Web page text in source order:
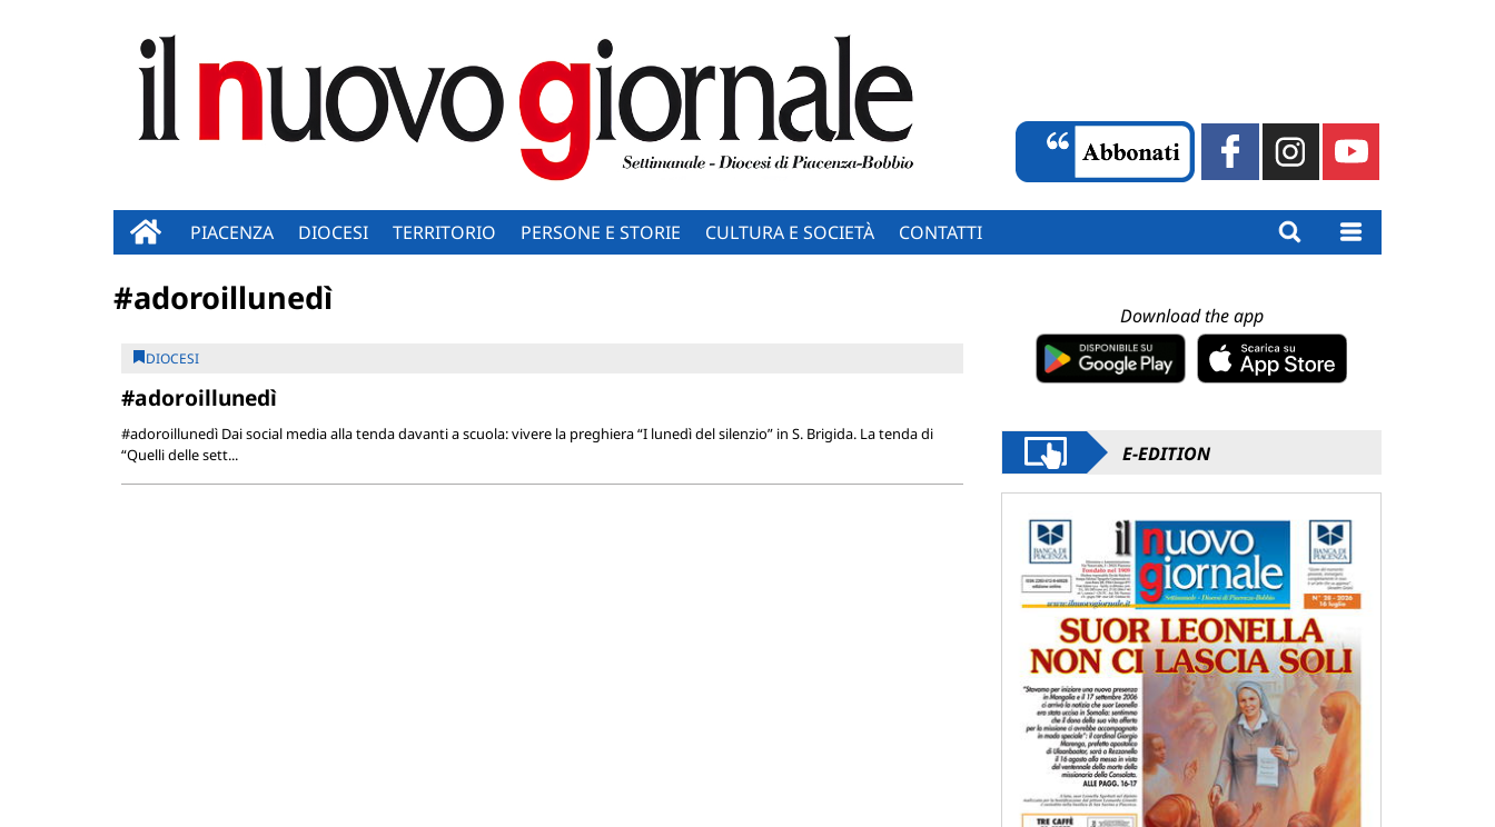
PIACENZA DIOCESI TERRITORIO PERSONE E STORIE CULTURA E SOCIETÀ CONTATTI
#adoroillunedì
DIOCESI
#adoroillunedì
#adoroillunedì Dai social media alla tenda davanti a scuola: vivere la preghiera “I lunedì del silenzio” in S. Brigida. La tenda di
“Quelli delle sett...
Download the app
E-EDITION